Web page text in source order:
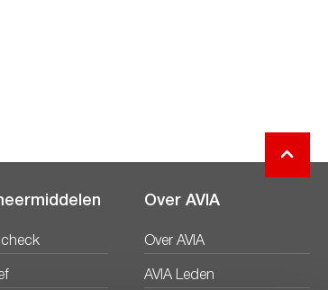
Over AVIA
Over AVIA
AVIA Leden